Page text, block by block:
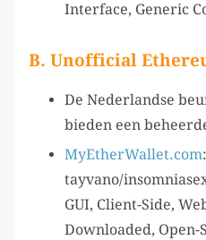
Interface, Generic
B. Unofficial
De Nederlandse
bieden een
MyEtherWallet.com
tayvano/
GUI, Client-Side,
Downloaded, Open-